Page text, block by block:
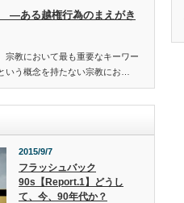
―ある越権行為のまえがき
教において最も重要なキーワー
いう概念を持たない宗教にお…
2015/9/7
フラッシュバック
90s【Report.1】どうし
て、今、90年代か？